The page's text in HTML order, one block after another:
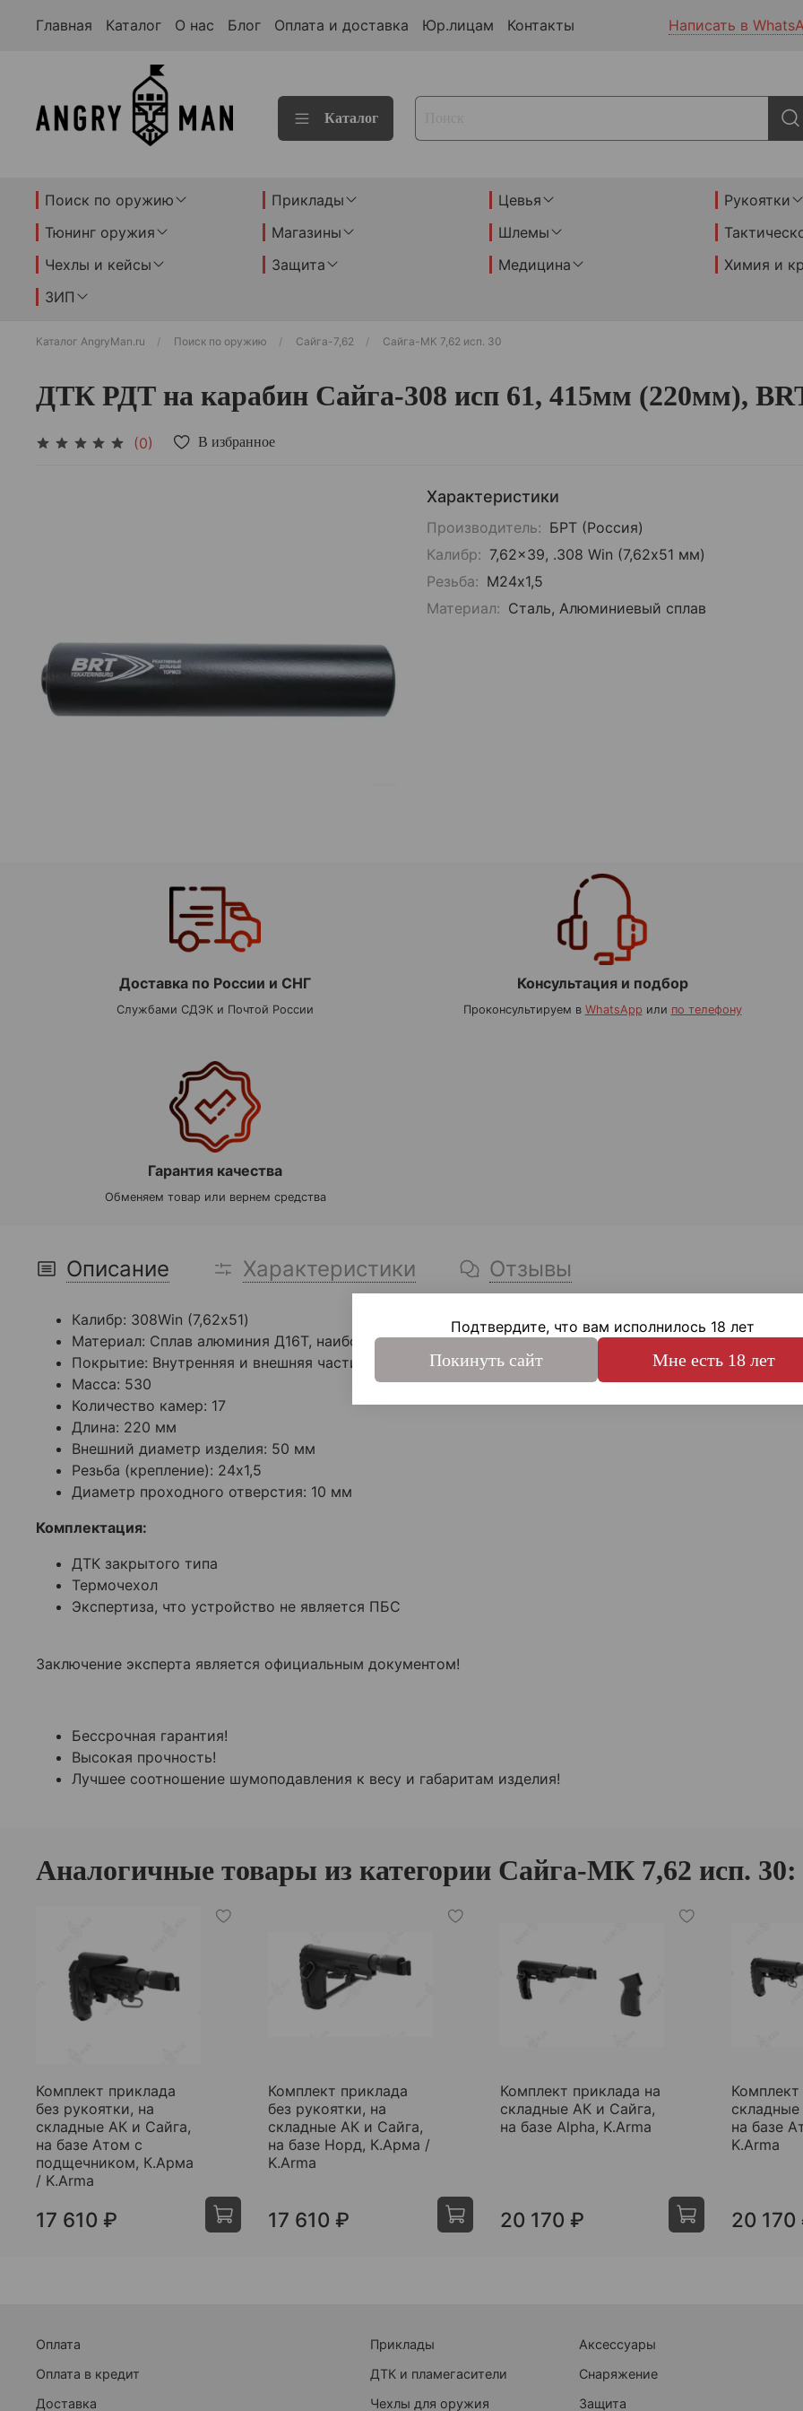
Главная Каталог О нас Блог Оплата и доставка Юр.лицам Контакты Написать в
Каталог
Поиск по оружию Приклады Цевья
Рукоятки
Тюнинг оружия
Магазины Шлемы
Чехлы и кейсы
Защита Медицина
Химия и
ЗИП
Каталог AngryMan.ru Поиск по оружию Сайга-7,62 Сайга-МК 7,62 исп. 30
ДТК РДТ на карабин Сайга-308 исп 61, 415мм (220мм),
(0) В избранное
Характеристики
Производитель: БРТ (Россия)
Калибр: 7,62x39, .308 Win (7,62х51 мм)
Резьба: М24x1,5
Материал: Сталь, Алюминиевый сплав
Доставка по России и СНГ
Службами СДЭК и Почтой России
Консультация и подбор
Проконсультируем в WhatsApp или по телефону
Гарантия качества
Обменяем товар или вернем средства
Описание Характеристики Отзывы
Калибр: 308Win (7,62х51)
Материал: Сплав алюминия Д16Т, наиболее ответственные узлы - сталь 40х
Покрытие: Внутренняя и внешняя части изделия - хим. фосф., хим. никель, анодирование, Raptor U-
Масса: 530
Количество камер: 17
Длина: 220 мм
Внешний диаметр изделия: 50 мм
Резьба (крепление): 24х1,5
Диаметр проходного отверстия: 10 мм
Комплектация:
ДТК закрытого типа
Термочехол
Экспертиза, что устройство не является ПБС
Заключение эксперта является официальным документом!
Бессрочная гарантия!
Высокая прочность!
Лучшее соотношение шумоподавления к весу и габаритам изделия!
Аналогичные товары из категории Сайга-МК 7,62 исп. 30:
Комплект приклада
без рукоятки, на
складные АК и Сайга,
на базе Атом с
подщечником, К.Арма
/ K.Arma
17 610 ₽
Комплект приклада
без рукоятки, на
складные АК и Сайга,
на базе Норд, К.Арма /
K.Arma
17 610 ₽
Комплект приклада на
складные АК и Сайга,
на базе Alpha, K.Arma
20 170 ₽
на базе
K.Arma
20 170
Оплата
Оплата в кредит
Доставка
Приклады
ДТК и пламегасители
Чехлы для оружия
Аксессуары
Снаряжение
Защита
Подтвердите, что вам исполнилось 18 лет
Покинуть сайт Мне есть 18 лет